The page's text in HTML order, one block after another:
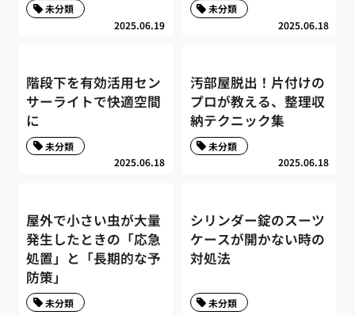
2025.06.19
未分類
2025.06.18
未分類
階段下を有効活用セン
サーライトで快適空間
に
2025.06.18
未分類
汚部屋脱出！片付けの
プロが教える、整理収
納テクニック集
2025.06.18
未分類
屋外で小さい虫が大量
発生したときの「応急
処置」と「長期的な予
防策」
未分類
シリンダー錠のスーツ
ケースが開かない時の
対処法
未分類